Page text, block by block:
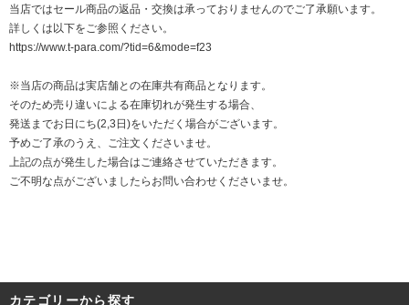
当店ではセール商品の返品・交換は承っておりませんのでご了承願います。
詳しくは以下をご参照ください。
https://www.t-para.com/?tid=6&mode=f23
※当店の商品は実店舗との在庫共有商品となります。
そのため売り違いによる在庫切れが発生する場合、
発送までお日にち(2,3日)をいただく場合がございます。
予めご了承のうえ、ご注文くださいませ。
上記の点が発生した場合はご連絡させていただきます。
ご不明な点がございましたらお問い合わせくださいませ。
カテゴリーから探す